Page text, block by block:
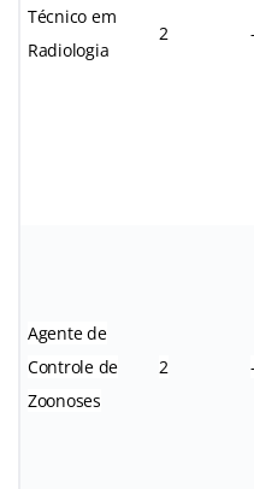
Técnico em
Radiologia
2
Agente de
Controle de
Zoonoses
2